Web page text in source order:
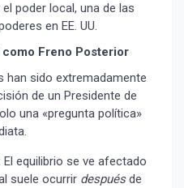
poder local, una de las
en EE. UU.
Freno Posterior
han sido extremadamente
de un Presidente de
una «pregunta política»
El equilibrio se ve afectado
suele ocurrir despuésde